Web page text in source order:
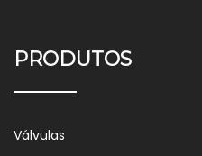
PRODUTOS
Válvulas